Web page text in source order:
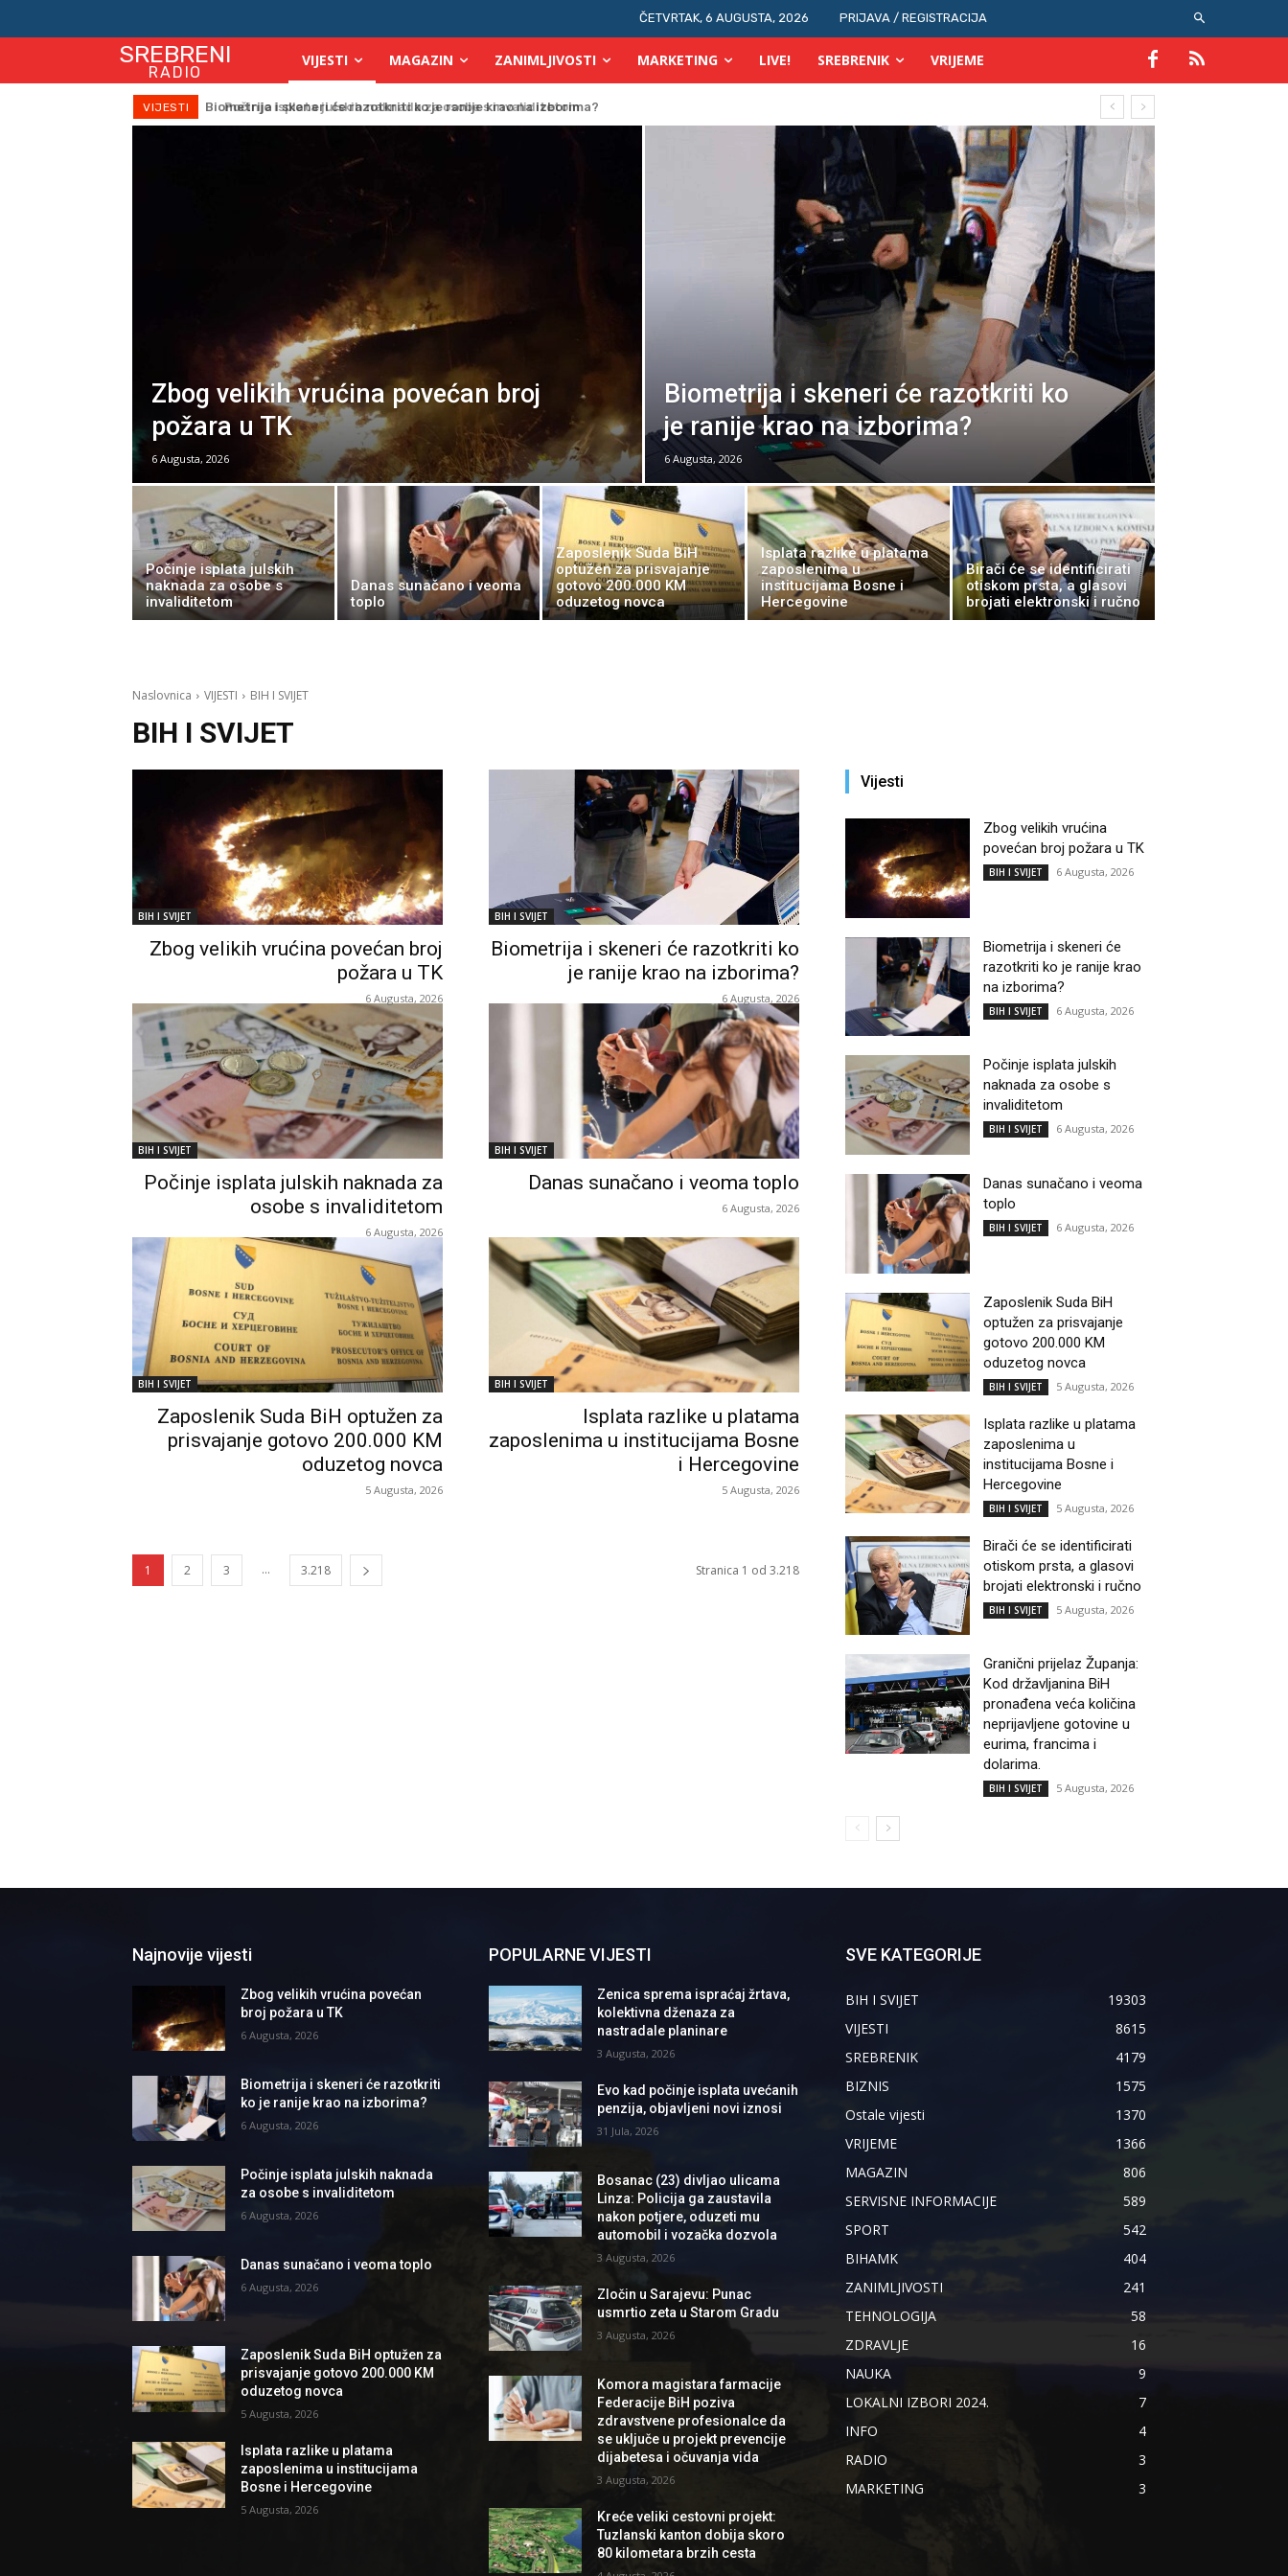
ČETVRTAK, 6 AUGUSTA, 2026 PRIJAVA / REGISTRACIJA
SREBRENI
RADIO
VIJESTI MAGAZIN ZANIMLJIVOSTI MARKETING LIVE! SREBRENIK VRIJEME
VIJESTI Počinje isplata julskih naknada za osobe s invaliditetom
Zbog velikih vrućina povećan broj
požara u TK
6 Augusta, 2026
Biometrija i skeneri će razotkriti ko
je ranije krao na izborima?
6 Augusta, 2026
Počinje isplata julskih
naknada za osobe s
invaliditetom
Danas sunačano i veoma
toplo
Zaposlenik Suda BiH
optužen za prisvajanje
gotovo 200.000 KM
oduzetog novca
Isplata razlike u platama
zaposlenima u
institucijama Bosne i
Hercegovine
Birači će se identificirati
otiskom prsta, a glasovi
brojati elektronski i ručno
Naslovnica VIJESTI BIH I SVIJET
BIH I SVIJET
BIH I SVIJET
Zbog velikih vrućina povećan broj
požara u TK
6 Augusta, 2026
BIH I SVIJET
Biometrija i skeneri će razotkriti ko
je ranije krao na izborima?
6 Augusta, 2026
BIH I SVIJET
Počinje isplata julskih naknada za
osobe s invaliditetom
6 Augusta, 2026
BIH I SVIJET
Danas sunačano i veoma toplo
6 Augusta, 2026
BIH I SVIJET
Zaposlenik Suda BiH optužen za
prisvajanje gotovo 200.000 KM
oduzetog novca
5 Augusta, 2026
BIH I SVIJET
Isplata razlike u platama
zaposlenima u institucijama Bosne
i Hercegovine
5 Augusta, 2026
1 2 3 ... 3.218 Stranica 1 od 3.218
Vijesti
Zbog velikih vrućina
povećan broj požara u TK
BIH I SVIJET 6 Augusta, 2026
Biometrija i skeneri će
razotkriti ko je ranije krao
na izborima?
BIH I SVIJET 6 Augusta, 2026
Počinje isplata julskih
naknada za osobe s
invaliditetom
BIH I SVIJET 6 Augusta, 2026
Danas sunačano i veoma
toplo
BIH I SVIJET 6 Augusta, 2026
Zaposlenik Suda BiH
optužen za prisvajanje
gotovo 200.000 KM
oduzetog novca
BIH I SVIJET 5 Augusta, 2026
Isplata razlike u platama
zaposlenima u
institucijama Bosne i
Hercegovine
BIH I SVIJET 5 Augusta, 2026
Birači će se identificirati
otiskom prsta, a glasovi
brojati elektronski i ručno
BIH I SVIJET 5 Augusta, 2026
Granični prijelaz Županja:
Kod državljanina BiH
pronađena veća količina
neprijavljene gotovine u
eurima, francima i
dolarima.
BIH I SVIJET 5 Augusta, 2026
Najnovije vijesti
Zbog velikih vrućina povećan
broj požara u TK
6 Augusta, 2026
Biometrija i skeneri će razotkriti
ko je ranije krao na izborima?
6 Augusta, 2026
Počinje isplata julskih naknada
za osobe s invaliditetom
6 Augusta, 2026
Danas sunačano i veoma toplo
6 Augusta, 2026
Zaposlenik Suda BiH optužen za
prisvajanje gotovo 200.000 KM
oduzetog novca
5 Augusta, 2026
Isplata razlike u platama
zaposlenima u institucijama
Bosne i Hercegovine
5 Augusta, 2026
POPULARNE VIJESTI
Zenica sprema ispraćaj žrtava,
kolektivna dženaza za
nastradale planinare
3 Augusta, 2026
Evo kad počinje isplata uvećanih
penzija, objavljeni novi iznosi
31 Jula, 2026
Bosanac (23) divljao ulicama
Linza: Policija ga zaustavila
nakon potjere, oduzeti mu
automobil i vozačka dozvola
3 Augusta, 2026
Zločin u Sarajevu: Punac
usmrtio zeta u Starom Gradu
3 Augusta, 2026
Komora magistara farmacije
Federacije BiH poziva
zdravstvene profesionalce da
se uključe u projekt prevencije
dijabetesa i očuvanja vida
3 Augusta, 2026
Kreće veliki cestovni projekt:
Tuzlanski kanton dobija skoro
80 kilometara brzih cesta
SVE KATEGORIJE
BIH I SVIJET
19303
VIJESTI
8615
SREBRENIK
4179
BIZNIS
1575
Ostale vijesti
1370
VRIJEME
1366
MAGAZIN
806
SERVISNE INFORMACIJE
589
SPORT
542
BIHAMK
404
ZANIMLJIVOSTI
241
TEHNOLOGIJA
58
ZDRAVLJE
16
NAUKA
9
LOKALNI IZBORI 2024.
7
INFO
4
RADIO
3
MARKETING
3